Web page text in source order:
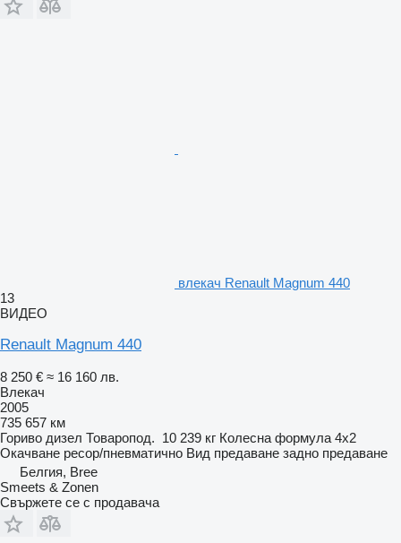
влекач Renault Magnum 440
13
ВИДЕО
Renault Magnum 440
8 250 € ≈ 16 160 лв.
Влекач
2005
735 657 км
Гориво дизел Товаропод. 10 239 кг Колесна формула 4x2
Окачване ресор/пневматично Вид предаване задно предаване
Белгия, Bree
Smeets & Zonen
Свържете се с продавача